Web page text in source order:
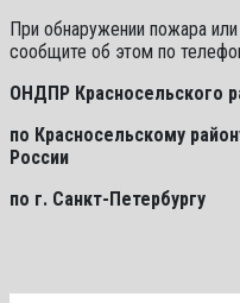
При обнаружении пожара
сообщите об этом по
ОНДПР Красносельского
по Красносельскому
России
по г. Санкт-Петербургу